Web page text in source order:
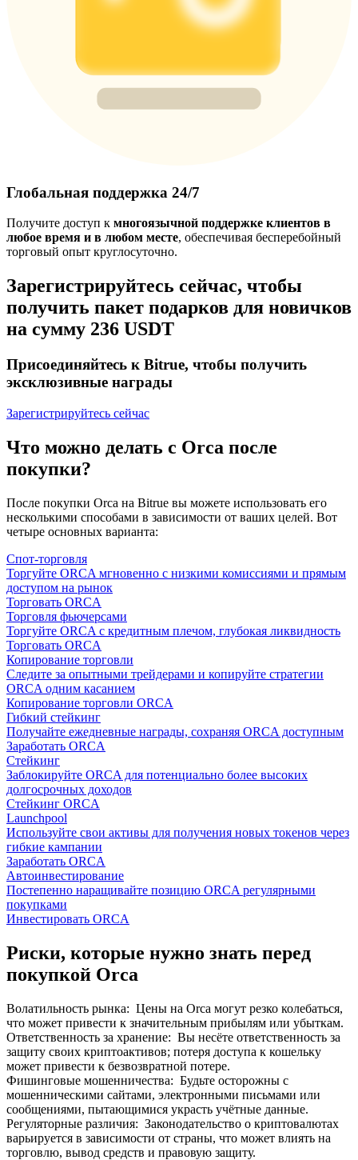
Глобальная поддержка 24/7
Получите доступ к многоязычной поддержке клиентов в
любое время и в любом месте, обеспечивая бесперебойный
торговый опыт круглосуточно.
Зарегистрируйтесь сейчас, чтобы
получить пакет подарков для новичков
на сумму 236 USDT
Присоединяйтесь к Bitrue, чтобы получить
эксклюзивные награды
Зарегистрируйтесь сейчас
Что можно делать с Orca после
покупки?
После покупки Orca на Bitrue вы можете использовать его
несколькими способами в зависимости от ваших целей. Вот
четыре основных варианта:
Спот-торговля
Торгуйте ORCA мгновенно с низкими комиссиями и прямым
доступом на рынок
Торговать ORCA
Торговля фьючерсами
Торгуйте ORCA с кредитным плечом, глубокая ликвидность
Торговать ORCA
Копирование торговли
Следите за опытными трейдерами и копируйте стратегии
ORCA одним касанием
Копирование торговли ORCA
Гибкий стейкинг
Получайте ежедневные награды, сохраняя ORCA доступным
Заработать ORCA
Стейкинг
Заблокируйте ORCA для потенциально более высоких
долгосрочных доходов
Стейкинг ORCA
Launchpool
Используйте свои активы для получения новых токенов через
гибкие кампании
Заработать ORCA
Автоинвестирование
Постепенно наращивайте позицию ORCA регулярными
покупками
Инвестировать ORCA
Риски, которые нужно знать перед
покупкой Orca
Волатильность рынка: Цены на Orca могут резко колебаться,
что может привести к значительным прибылям или убыткам.
Ответственность за хранение: Вы несёте ответственность за
защиту своих криптоактивов; потеря доступа к кошельку
может привести к безвозвратной потере.
Фишинговые мошенничества: Будьте осторожны с
мошенническими сайтами, электронными письмами или
сообщениями, пытающимися украсть учётные данные.
Регуляторные различия: Законодательство о криптовалютах
варьируется в зависимости от страны, что может влиять на
торговлю, вывод средств и правовую защиту.